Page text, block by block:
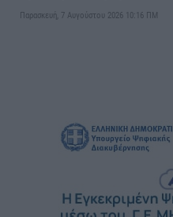
Παρασκευή, 7 Αυγούστου 2026 10:16 ΠΜ